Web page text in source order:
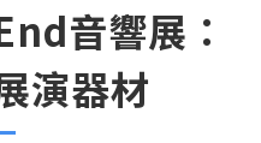
音響展：
演器材